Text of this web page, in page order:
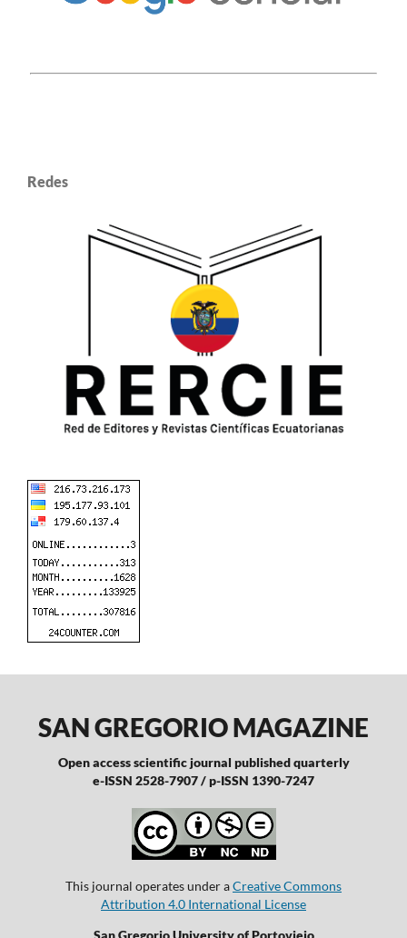
Redes
SAN GREGORIO MAGAZINE
Open access scientific journal published quarterly
e-ISSN 2528-7907 / p-ISSN 1390-7247
This journal operates under aCreative Commons
Attribution 4.0 International License